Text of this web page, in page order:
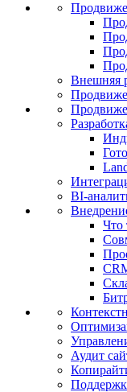
Внешняя
BI-
Что
Аудит